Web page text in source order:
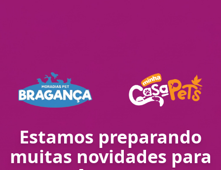
Estamos preparando
muitas novidades para